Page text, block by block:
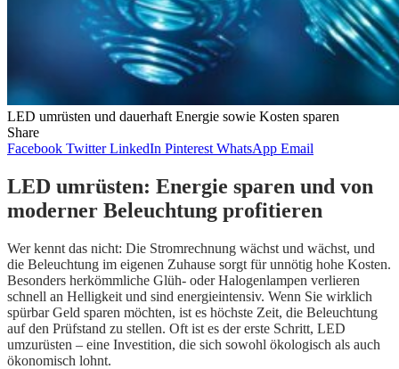
LED umrüsten und dauerhaft Energie sowie Kosten sparen
Share
Facebook Twitter LinkedIn Pinterest WhatsApp Email
LED umrüsten: Energie sparen und von
moderner Beleuchtung profitieren
Wer kennt das nicht: Die Stromrechnung wächst und wächst, und
die Beleuchtung im eigenen Zuhause sorgt für unnötig hohe Kosten.
Besonders herkömmliche Glüh- oder Halogenlampen verlieren
schnell an Helligkeit und sind energieintensiv. Wenn Sie wirklich
spürbar Geld sparen möchten, ist es höchste Zeit, die Beleuchtung
auf den Prüfstand zu stellen. Oft ist es der erste Schritt, LED
umzurüsten – eine Investition, die sich sowohl ökologisch als auch
ökonomisch lohnt.